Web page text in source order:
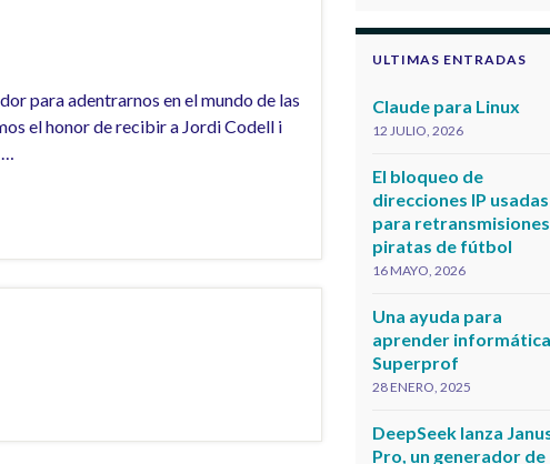
para adentrarnos en el mundo de las
el honor de recibir a Jordi Codell i
…
ULTIMAS ENTRADAS
Claude para Linux
12 JULIO, 2026
El bloqueo de
direcciones IP usadas
para retransmisiones
piratas de fútbol
16 MAYO, 2026
Una ayuda para
aprender
Superprof
28 ENERO, 2025
DeepSeek lanza
Pro, un generador de